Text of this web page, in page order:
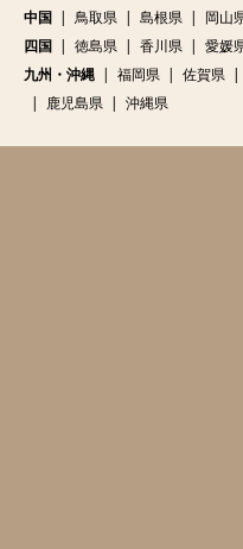
中国
鳥取県 島根県 岡山
四国
徳島県 香川県 愛媛
九州・沖縄
福岡県 佐賀県
鹿児島県
沖縄県